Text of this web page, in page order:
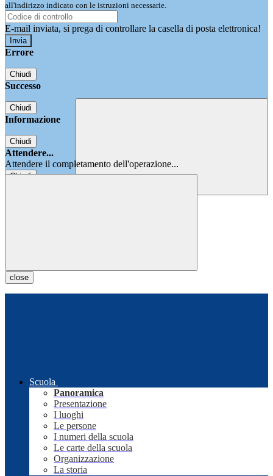
all'indirizzo indicato con le istruzioni necessarie.
E-mail inviata, si prega di controllare la casella di posta elettronica!
Errore
Chiudi
Successo
Chiudi
Informazione
Chiudi
Attendere...
Attendere il completamento dell'operazione...
Chiudi
close
Scuola
Panoramica
Presentazione
I luoghi
Le persone
I numeri della scuola
Le carte della scuola
Organizzazione
La storia